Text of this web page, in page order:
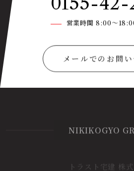
営業時間 8:00〜
メールでのお問
NAアースフロンティ